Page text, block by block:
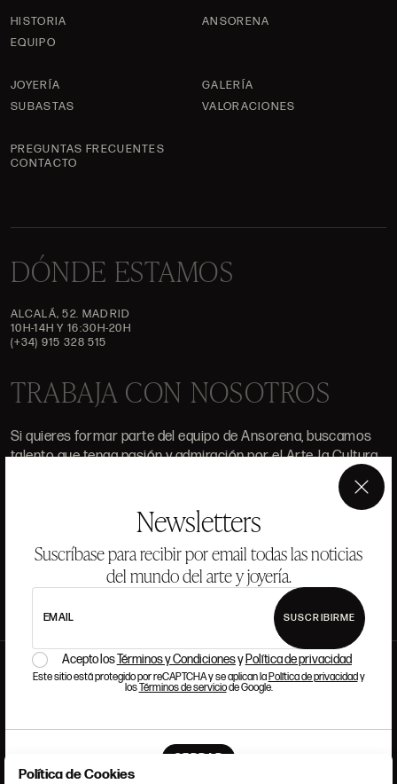
Newsletters
Suscríbase para recibir por email todas las noticias
del mundo del arte y joyería.
EMAIL SUSCRIBIRME
Acepto losTérminos y Condicionesy Política de privacidad
Este sitio está protegido por reCAPTCHA y se aplican laPolítica de privacidady
losTérminos de serviciode Google.
CERRAR
×
HISTORIA
ANSORENA
EQUIPO
JOYERÍA
GALERÍA
SUBASTAS
VALORACIONES
PREGUNTAS FRECUENTES
CONTACTO
DÓNDE ESTAMOS
ALCALÁ, 52. MADRID
10H-14H Y 16:30H-20H
(+34) 915 328 515
TRABAJA CON NOSOTROS
Si quieres formar parte del equipo de Ansorena, buscamos
talento que tenga pasión y admiración por el Arte, la Cultura,
Política de Cookies